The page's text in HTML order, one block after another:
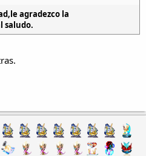
agradezco la
saludo.